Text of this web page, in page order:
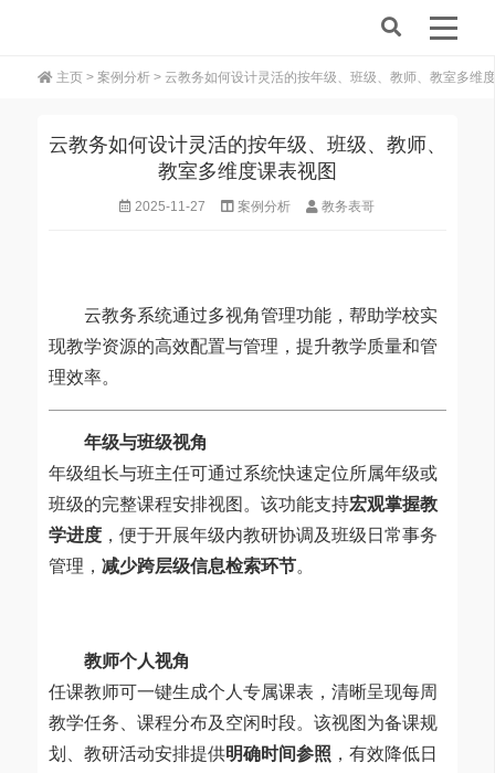
主页> 案例分析> 云教务如何设计灵活的按年级、班级、教师、教室多维
云教务如何设计灵活的按年级、班级、教师、
教室多维度课表视图
2025-11-27 案例分析 教务表哥
云教务系统通过多视角管理功能，帮助学校实
现教学资源的高效配置与管理，提升教学质量和管
理效率。
年级与班级视角
年级组长与班主任可通过系统快速定位所属年级或
班级的完整课程安排视图。该功能支持宏观掌握教
学进度，便于开展年级内教研协调及班级日常事务
管理， 减少跨层级信息检索环节。
教师个人视角
任课教师可一键生成个人专属课表，清晰呈现每周
教学任务、课程分布及空闲时段。该视图为备课规
划、教研活动安排提供明确时间参照 ，有效降低日